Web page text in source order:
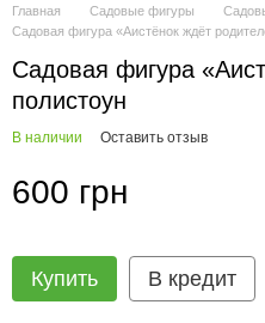
Главная Садовые фигуры
Садовая фигура «Аистёнок ждёт
Садовая фигура
полистоун
В наличии Оставить отзыв
600 грн
Купить В кредит